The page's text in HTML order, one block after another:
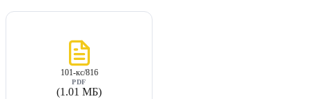
101-кс/816
PDF
(1.01 МБ)